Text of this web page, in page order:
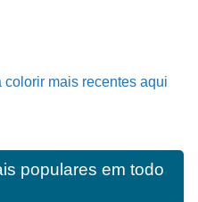
colorir mais recentes aqui
populares em todo